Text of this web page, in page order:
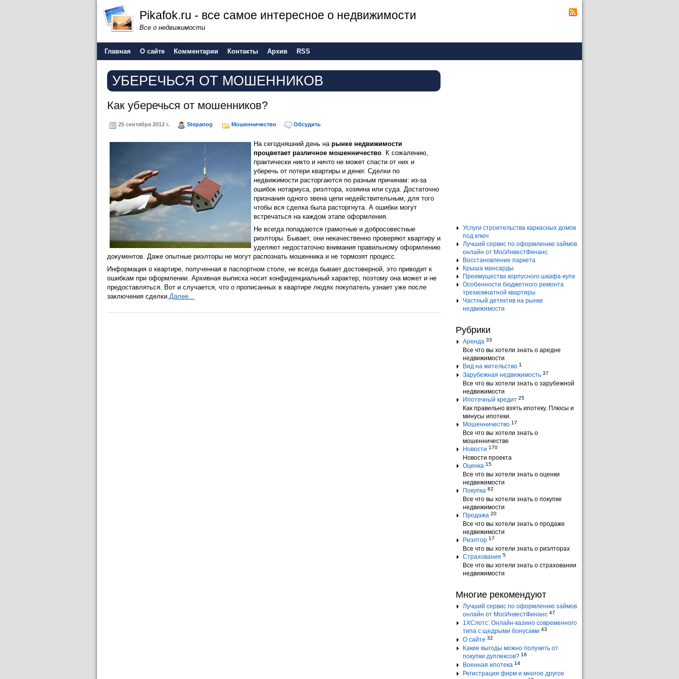
Pikafok.ru - все самое интересное о недвижимости
Все о недвижимости
Главная О сайте Комментарии Контакты Архив RSS
УБЕРЕЧЬСЯ ОТ МОШЕННИКОВ
Как уберечься от мошенников?
25 сентября 2012 г. Stepanog Мошенничество Обсудить
На сегодняшний день на рынке недвижимости
процветает различное мошенничество. К сожалению,
практически никто и ничто не может спасти от них и
уберечь от потери квартиры и денег. Сделки по
недвижимости расторгаются по разным причинам: из-за
ошибок нотариуса, риэлтора, хозяина или суда. Достаточно
признания одного звена цепи недействительным, для того
чтобы вся сделка была расторгнута. А ошибки могут
встречаться на каждом этапе оформления.
Не всегда попадаются грамотные и добросовестные
риэлторы. Бывает, они некачественно проверяют квартиру и
уделяют недостаточно внимания правильному оформлению
документов. Даже опытные риэлторы не могут распознать мошенника и не тормозят процесс.
Информация о квартире, полученная в паспортном столе, не всегда бывает достоверной, это приводит к
ошибкам при оформлении. Архивная выписка носит конфиденциальный характер, поэтому она может и не
предоставляться. Вот и случается, что о прописанных в квартире людях покупатель узнает уже после
заключения сделки.Далее...
Услуги строительства каркасных домов
под ключ
Лучший сервис по оформлению займов
онлайн от МосИнвестФинанс
Восстановление паркета
Крыша мансарды
Преимущества корпусного шкафа-купе
Особенности бюджетного ремонта
трехкомнатной квартиры
Частный детектив на рынке
недвижимости
Рубрики
Аренда 33
Все что вы хотели знать о аредне
недвижимости
Вид на жительство 1
Зарубежная недвижимость 37
Все что вы хотели знать о зарубежной
недвижимости
Ипотечный кредит 25
Как правильно взять ипотеку. Плюсы и
минусы ипотеки.
Мошенничество 17
Все что вы хотели знать о
мошенничестве
Новости 170
Новости проекта
Оценка 15
Все что вы хотели знать о оценки
недвижимости
Покупка 82
Все что вы хотели знать о покупке
недвижимости
Продажа 20
Все что вы хотели знать о продаже
недвижимости
Риэлтор 17
Все что вы хотели знать о риэлторах
Страхования 5
Все что вы хотели знать о страховании
недвижимости
Многие рекомендуют
Лучший сервис по оформлению займов
онлайн от МосИнвестФинанс 47
1ХСлотс: Онлайн-казино современного
типа с щедрыми бонусами 43
О сайте 32
Какие выгоды можно получить от
покупки дуплексов? 16
Военная ипотека 14
Регистрация фирм и многое другое